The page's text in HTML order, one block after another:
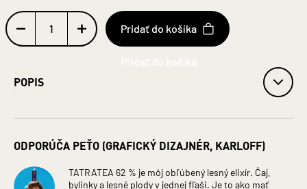
Pridať do košíka
POPIS
Obj. 62 % alk.
Fľaša: Sklo
Jednotka (špecificky): Litre
ZLOŽENIE: LIEH, VODA, CUKOR, MACERÁTY (BYLINNÉ,
ODPORÚČA PEŤO (GRAFICKÝ DIZAJNÉR, KARLOFF)
TATRATEA 62 % je môj obľúbený lesný elixír. Čaj,
bylinky a lesné plody v jednej fľaši. Je to ako mať